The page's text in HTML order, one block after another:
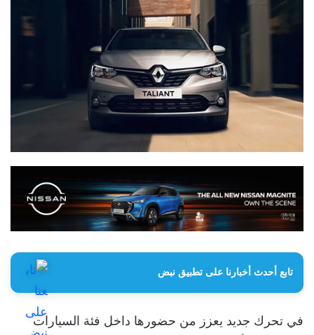
تابع أحدث أخبارنا على تطبيق نبض
في تحرك جديد يعزز من حضورها داخل فئة السيارات